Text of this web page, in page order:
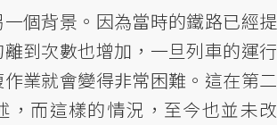
個背景。因為當時的鐵路已經提
到次數也增加，一旦列車的運行
業就會變得非常困難。這在第二
，而這樣的情況，至今也並未改